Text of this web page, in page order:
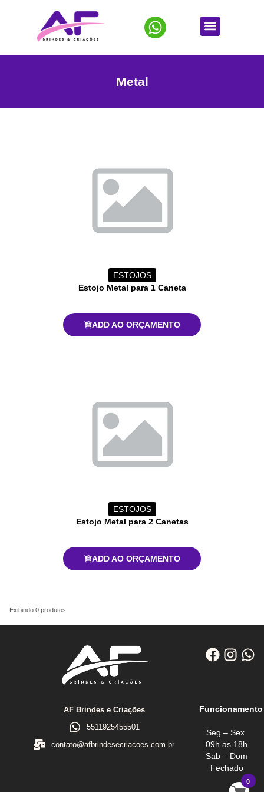
Metal
Exibindo 0 produtos
ESTOJOS
Estojo Metal para 1 Caneta
ADD AO ORÇAMENTO
ESTOJOS
Estojo Metal para 2 Canetas
ADD AO ORÇAMENTO
AF Brindes e Criações
5511925455501
contato@afbrindesecriacoes.com.br
Funcionamento
Seg – Sex
09h as 18h
Sab – Dom
Fechado
0